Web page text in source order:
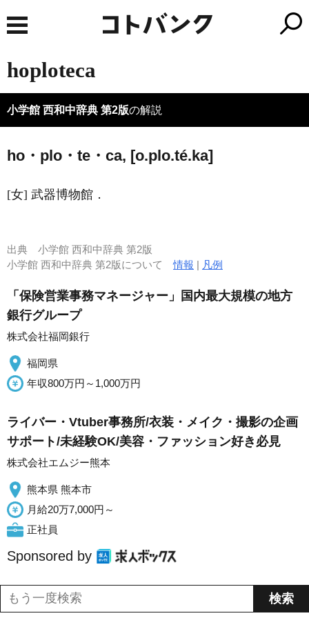
hoploteca
小学館 西和中辞典 第2版の解説
ho・plo・te・ca, [o.plo.té.ka]
[女] 武器博物館．
出典 小学館 西和中辞典 第2版
小学館 西和中辞典 第2版について情報 | 凡例
「保険営業事務マネージャー」国内最大規模の地方
銀行グループ
株式会社福岡銀行
福岡県
年収800万円～1,000万円
ライバー・Vtuber事務所/衣装・メイク・撮影の企画
サポート/未経験OK/美容・ファッション好き必見
株式会社エムジー熊本
熊本県 熊本市
月給20万7,000円～
正社員
Sponsored by